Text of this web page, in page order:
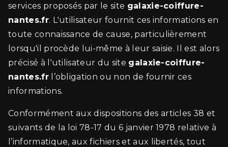
services proposés par le site galaxie-coiffure-
nantes.fr. L'utilisateur fournit ces informations en
toute connaissance de cause, particulièrement
lorsqu'il procède lui-même à leur saisie. Il est alors
précisé à l'utilisateur du site galaxie-coiffure-
nantes.frl’obligation ou non de fournir ces
informations.
Conformément aux dispositions des articles 38 et
suivants de la loi 78-17 du 6 janvier 1978 relative à
l’informatique, aux fichiers et aux libertés, tout